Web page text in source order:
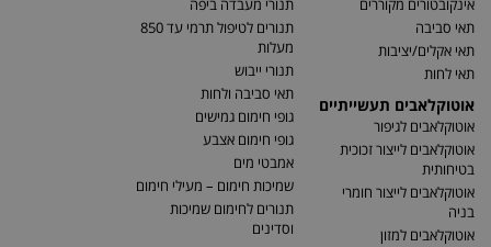
אינקובטורים מקוררים
תאי סביבה
תאי אקלים/יציבות
תאי לחות
אוטוקלאבים תעשייתיים
אוטוקלאבים לגיפור
אוטוקלאבים לייצור זכוכית
בטיחותית
אוטוקלאבים לייצור חומרי
בניה
אוטוקלאבים למזון
תנורי מעבדה ביפה
תנורים לטיפול תרמי עד 850
מעלות
תנורי ייבוש
תאי סביבה ולחות
גופי חימום גמישים
גופי חימום אצבע
אמבטי מים
שמיכות חימום – מעילי חימום
תנורים לחימום שמיכות
וסדינים